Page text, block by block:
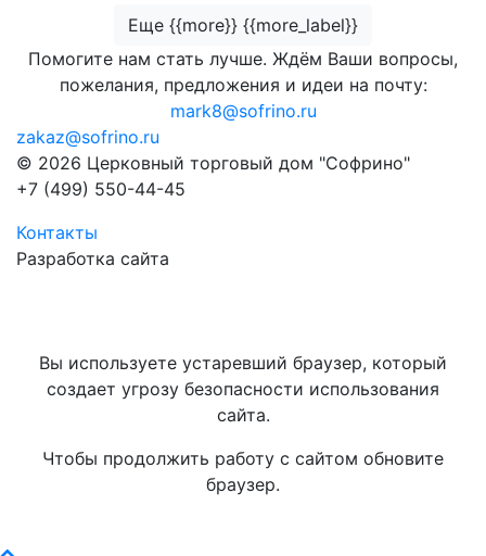
Еще {{more}} {{more_label}}
Помогите нам стать лучше. Ждём Ваши вопросы,
пожелания, предложения и идеи на почту:
mark8@sofrino.ru
zakaz@sofrino.ru
© 2026 Церковный торговый дом "Софрино"
+7 (499) 550-44-45
Контакты
Разработка сайта
Вы используете устаревший браузер, который
создает угрозу безопасности использования
сайта.
Чтобы продолжить работу с сайтом обновите
браузер.